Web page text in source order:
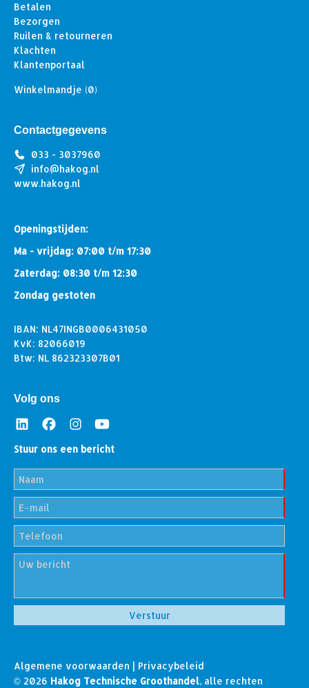
Betalen
Bezorgen
Ruilen & retourneren
Klachten
Klantenportaal
Winkelmandje (0)
Contactgegevens
033 - 3037960
info@hakog.nl
www.hakog.nl
Openingstijden:
Ma - vrijdag: 07:00 t/m 17:30
Zaterdag: 08:30 t/m 12:30
Zondag gestoten
IBAN: NL47INGB0006431050
KvK: 82066019
Btw: NL 862323307B01
Volg ons
Stuur ons een bericht
Algemene voorwaarden | Privacybeleid
© 2026 Hakog Technische Groothandel, alle rechten